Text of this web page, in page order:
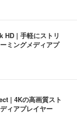
HD | 手軽にストリ
ミングメディアプ
| 4Kの高画質スト
ィアプレイヤー